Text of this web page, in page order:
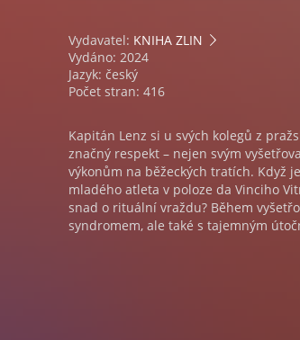
Vydavatel: KNIHA ZLIN
Vydáno: 2024
Jazyk: český
Počet stran: 416
Kapitán Lenz si u svých kolegů z
značný respekt – nejen svým
výkonům na běžeckých tratích. Když
mladého atleta v poloze da Vinciho
snad o rituální vraždu? Během
syndromem, ale také s tajemným